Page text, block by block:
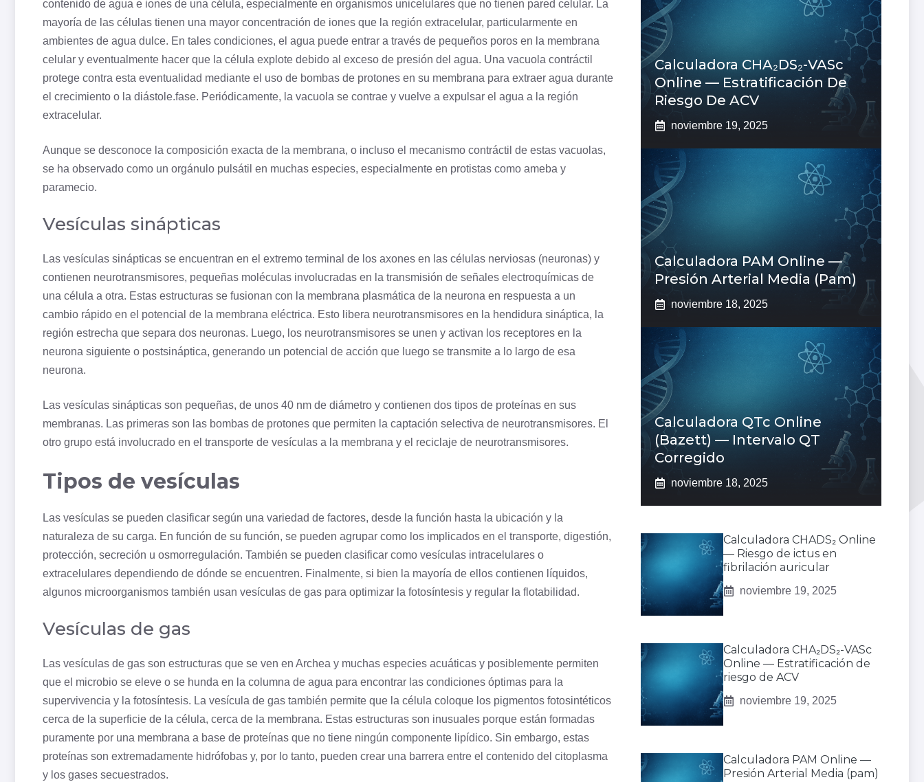
contenido de agua e iones de una célula, especialmente en organismos unicelulares que no tienen pared celular. La
mayoría de las células tienen una mayor concentración de iones que la región extracelular, particularmente en
ambientes de agua dulce. En tales condiciones, el agua puede entrar a través de pequeños poros en la membrana
celular y eventualmente hacer que la célula explote debido al exceso de presión del agua. Una vacuola contráctil
protege contra esta eventualidad mediante el uso de bombas de protones en su membrana para extraer agua durante
el crecimiento o la diástole.fase. Periódicamente, la vacuola se contrae y vuelve a expulsar el agua a la región
extracelular.
Aunque se desconoce la composición exacta de la membrana, o incluso el mecanismo contráctil de estas vacuolas,
se ha observado como un orgánulo pulsátil en muchas especies, especialmente en protistas como ameba y
paramecio.
Vesículas sinápticas
Las vesículas sinápticas se encuentran en el extremo terminal de los axones en las células nerviosas (neuronas) y
contienen neurotransmisores, pequeñas moléculas involucradas en la transmisión de señales electroquímicas de
una célula a otra. Estas estructuras se fusionan con la membrana plasmática de la neurona en respuesta a un
cambio rápido en el potencial de la membrana eléctrica. Esto libera neurotransmisores en la hendidura sináptica, la
región estrecha que separa dos neuronas. Luego, los neurotransmisores se unen y activan los receptores en la
neurona siguiente o postsináptica, generando un potencial de acción que luego se transmite a lo largo de esa
neurona.
Las vesículas sinápticas son pequeñas, de unos 40 nm de diámetro y contienen dos tipos de proteínas en sus
membranas. Las primeras son las bombas de protones que permiten la captación selectiva de neurotransmisores. El
otro grupo está involucrado en el transporte de vesículas a la membrana y el reciclaje de neurotransmisores.
Tipos de vesículas
Las vesículas se pueden clasificar según una variedad de factores, desde la función hasta la ubicación y la
naturaleza de su carga. En función de su función, se pueden agrupar como los implicados en el transporte, digestión,
protección, secreción u osmorregulación. También se pueden clasificar como vesículas intracelulares o
extracelulares dependiendo de dónde se encuentren. Finalmente, si bien la mayoría de ellos contienen líquidos,
algunos microorganismos también usan vesículas de gas para optimizar la fotosíntesis y regular la flotabilidad.
Vesículas de gas
Las vesículas de gas son estructuras que se ven en Archea y muchas especies acuáticas y posiblemente permiten
que el microbio se eleve o se hunda en la columna de agua para encontrar las condiciones óptimas para la
supervivencia y la fotosíntesis. La vesícula de gas también permite que la célula coloque los pigmentos fotosintéticos
cerca de la superficie de la célula, cerca de la membrana. Estas estructuras son inusuales porque están formadas
puramente por una membrana a base de proteínas que no tiene ningún componente lipídico. Sin embargo, estas
proteínas son extremadamente hidrófobas y, por lo tanto, pueden crear una barrera entre el contenido del citoplasma
y los gases secuestrados.
Calculadora CHA₂DS₂-VASc
Online — Estratificación De
Riesgo De ACV
noviembre 19, 2025
Calculadora PAM Online —
Presión Arterial Media (pam)
noviembre 18, 2025
Calculadora QTc Online
(Bazett) — Intervalo QT
Corregido
noviembre 18, 2025
Calculadora CHADS₂ Online
— Riesgo de ictus en
fibrilación auricular
noviembre 19, 2025
Calculadora CHA₂DS₂-VASc
Online — Estratificación de
riesgo de ACV
noviembre 19, 2025
Calculadora PAM Online —
Presión Arterial Media (pam)